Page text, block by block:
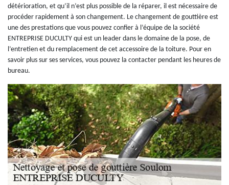
détérioration, et qu’il n’est plus possible de la réparer, il est nécessaire de
procéder rapidement à son changement. Le changement de gouttière est
une des prestations que vous pouvez confier à l’équipe de la société
ENTREPRISE DUCULTY qui est un leader dans le domaine de la pose, de
l’entretien et du remplacement de cet accessoire de la toiture. Pour en
savoir plus sur ses services, vous pouvez la contacter pendant les heures de
bureau.